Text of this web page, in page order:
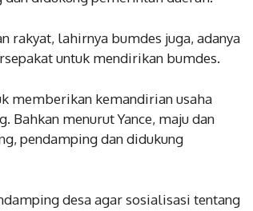
rakyat, lahirnya bumdes juga, adanya
untuk mendirikan bumdes.
memberikan kemandirian usaha
menurut Yance, maju dan
pendamping dan didukung
desa agar sosialisasi tentang